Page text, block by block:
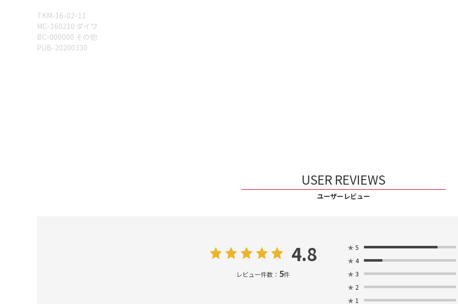
TKM-16-02-11
MC-160210 ダイワ
BC-000000 その他
PUB-20200330
USER REVIEWS
ユーザーレビュー
4.8
レビュー件数： 5件
★ 5
★ 4
★ 3
★ 2
★ 1